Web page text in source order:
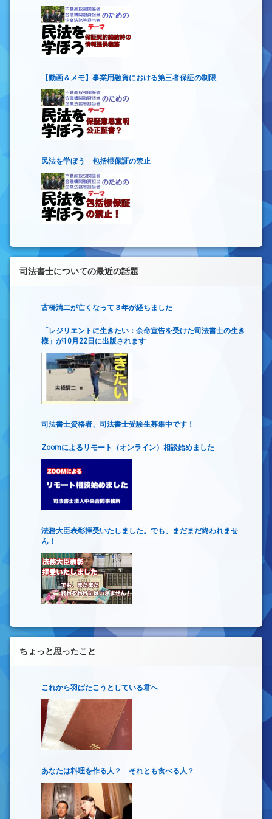
【動画＆メモ】事業用融資における第三者保証の制限
民法を学ぼう 包括根保証の禁止
司法書士についての最近の話題
古橋清二が亡くなって３年が経ちました
「レジリエントに生きたい：余命宣告を受けた司法書士の生き
様」が10月22日に出版されます
司法書士資格者、司法書士受験生募集中です！
Zoomによるリモート（オンライン）相談始めました
法務大臣表彰拝受いたしました。でも、まだまだ終われませ
ん！
ちょっと思ったこと
これから羽ばたこうとしている君へ
あなたは料理を作る人？ それとも食べる人？